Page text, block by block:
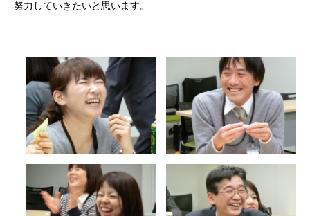
努力していきたいと思います。